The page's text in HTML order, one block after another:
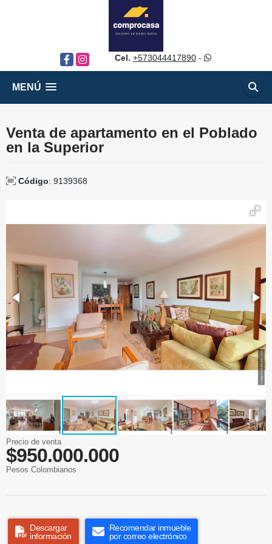
FacebookInstagram Cel. +573044417890-
MENÚ
Venta de apartamento en el Poblado
en la Superior
Código: 9139368
Precio de venta
$950.000.000
Pesos Colombianos
Descargar
información
Recomendar inmueble
por correo electrónico